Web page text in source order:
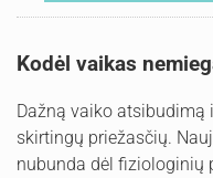
Kodėl vaikas
Dažną vaiko
skirtingų priežasčių.
nubunda dėl fiziologinių